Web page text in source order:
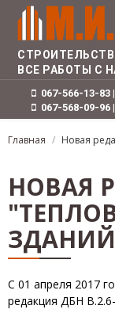
Перейти
основному
содержанию
ВСЕ РАБОТЫ С
067-566-13-83
067-568-09-96
Главная Новая
НОВАЯ
С 01 апреля 2017
редакция ДБН В.2.6-